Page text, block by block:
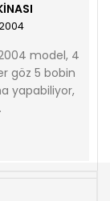
model, 4
göz 5 bobin
yapabiliyor,